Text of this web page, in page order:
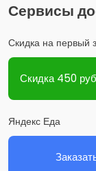
Сервисы
Скидка на первый
Скидка 450
Яндекс Еда